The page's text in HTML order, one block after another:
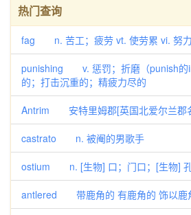
热门查询
fag n. 苦工；疲劳 vt. 使劳累 vi. 努
punishing v. 惩罚；折磨（punish的
的；打击沉重的；精疲力尽的
Antrim 安特里姆郡[英国北爱尔兰郡
castrato n. 被阉的男歌手
ostium n. [生物] 口；门口；[生物] 孔
antlered 带鹿角的 有鹿角的 饰以鹿